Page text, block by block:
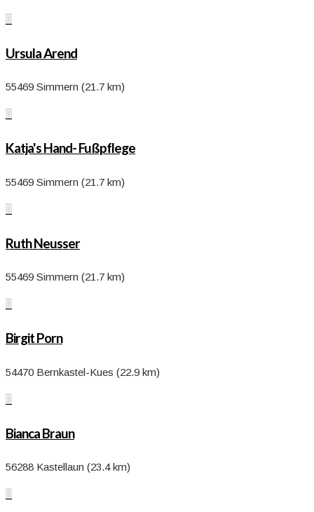

Ursula Arend
55469 Simmern (21.7 km)

Katja's Hand- Fußpflege
55469 Simmern (21.7 km)

Ruth Neusser
55469 Simmern (21.7 km)

Birgit Porn
54470 Bernkastel-Kues (22.9 km)

Bianca Braun
56288 Kastellaun (23.4 km)
